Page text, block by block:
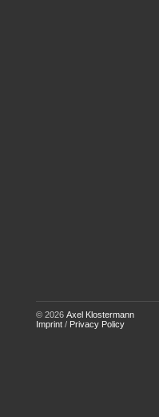
© 2026 Axel Klostermann
Imprint / Privacy Policy